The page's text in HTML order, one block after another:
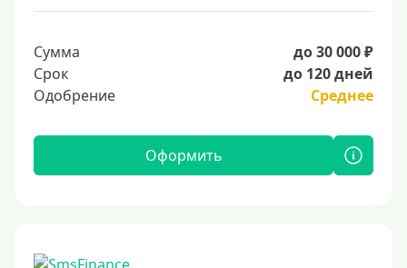
Сумма
до 30 000 ₽
Срок
до 120 дней
Одобрение
Среднее
Оформить